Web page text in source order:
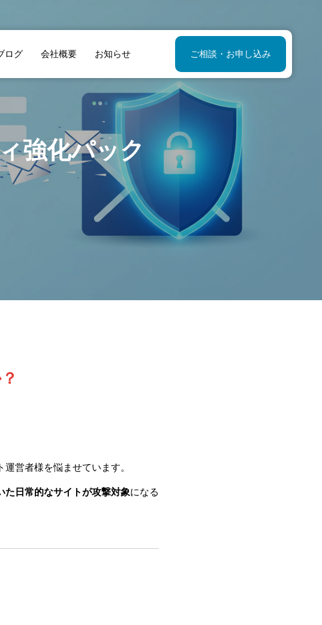
ログ 会社概要 お知らせ ご相談・お申し込み
Google AI Studioの
「Nano-banana」
で写真撮影の常識
が変わる！モデル
撮影コストを劇的
に削減する方法
強化パック
営者様を悩ませています。
た日常的なサイトが攻撃対象になる